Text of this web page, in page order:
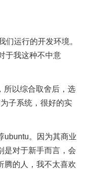
们运行的开发环境。
于我这种不中意
所以综合取舍后，选
子系统，很好的实
ubuntu。因为其商业
是对于新手而言，会
腾的人，我不太喜欢